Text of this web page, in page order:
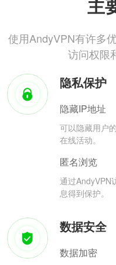
主
使用AndyVPN有许多
访问权限
隐私保护
隐藏IP地址
可以隐藏用户
在线活动。
匿名浏览
通过AndyVPN
息得到保护。
数据安全
数据加密